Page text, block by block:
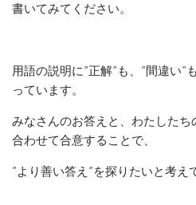
書いてみてください。
用語の説明に”正解”も、”間違い”
っています。
みなさんのお答えと、わたしたち
合わせて合意することで、
”より善い答え”を探りたいと考え